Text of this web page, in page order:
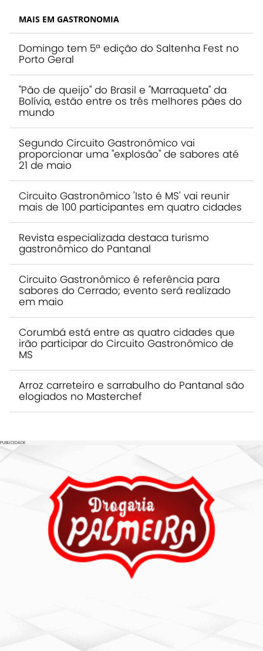
MAIS EM GASTRONOMIA
Domingo tem 5ª edição do Saltenha Fest no
Porto Geral
"Pão de queijo" do Brasil e "Marraqueta" da
Bolívia, estão entre os três melhores pães do
mundo
Segundo Circuito Gastronômico vai
proporcionar uma "explosão" de sabores até
21 de maio
Circuito Gastronômico 'Isto é MS' vai reunir
mais de 100 participantes em quatro cidades
Revista especializada destaca turismo
gastronômico do Pantanal
Circuito Gastronômico é referência para
sabores do Cerrado; evento será realizado
em maio
Corumbá está entre as quatro cidades que
irão participar do Circuito Gastronômico de
MS
Arroz carreteiro e sarrabulho do Pantanal são
elogiados no Masterchef
PUBLICIDADE